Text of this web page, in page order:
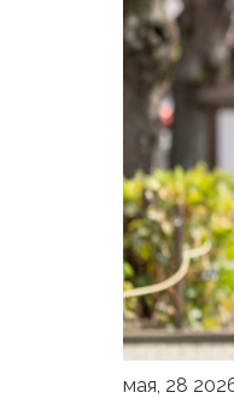
мая, 28